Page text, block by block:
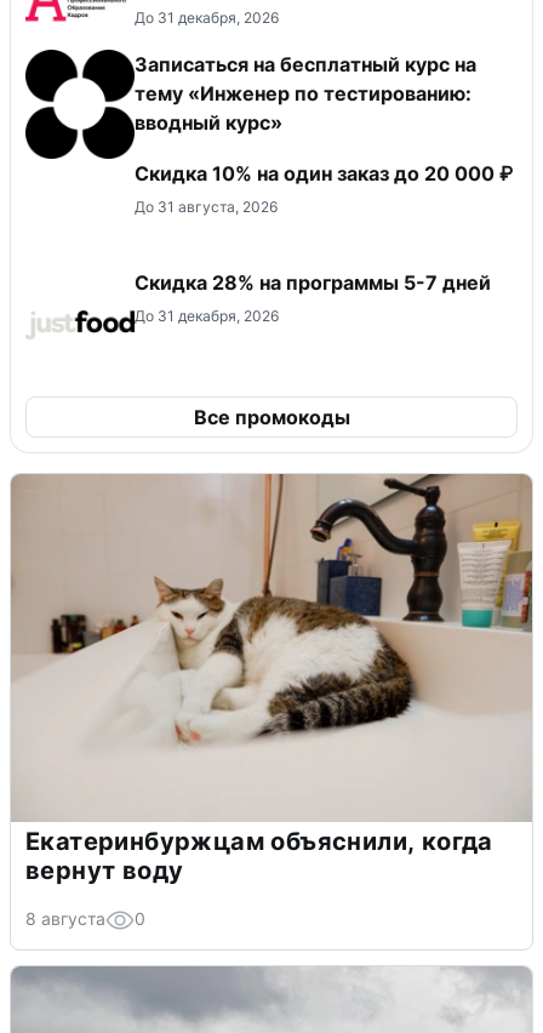
До 31 декабря, 2026
Записаться на бесплатный курс на
тему «Инженер по тестированию:
вводный курс»
Скидка 10% на один заказ до 20 000 ₽
До 31 августа, 2026
Скидка 28% на программы 5-7 дней
До 31 декабря, 2026
Все промокоды
Екатеринбуржцам объяснили, когда
вернут воду
8 августа 0